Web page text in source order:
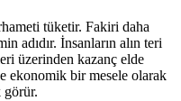
tüketir. Fakiri daha
adıdır. İnsanların alın teri
üzerinden kazanç elde
ekonomik bir mesele olarak
görür.